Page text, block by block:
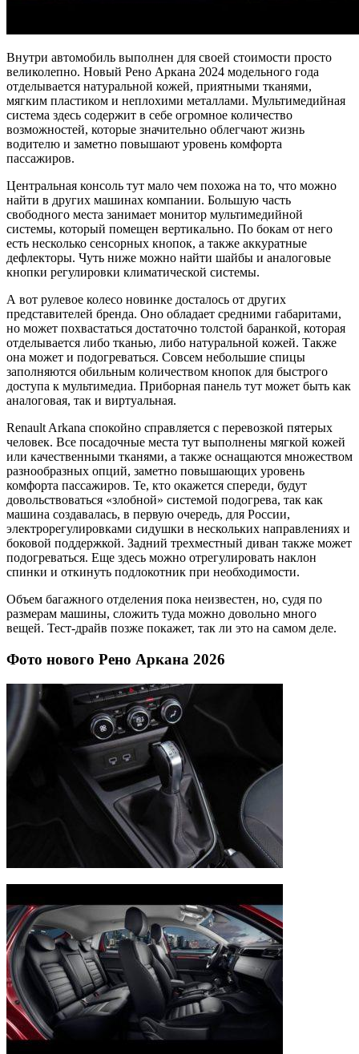
Внутри автомобиль выполнен для своей стоимости просто
великолепно. Новый Рено Аркана 2024 модельного года
отделывается натуральной кожей, приятными тканями,
мягким пластиком и неплохими металлами. Мультимедийная
система здесь содержит в себе огромное количество
возможностей, которые значительно облегчают жизнь
водителю и заметно повышают уровень комфорта
пассажиров.
Центральная консоль тут мало чем похожа на то, что можно
найти в других машинах компании. Большую часть
свободного места занимает монитор мультимедийной
системы, который помещен вертикально. По бокам от него
есть несколько сенсорных кнопок, а также аккуратные
дефлекторы. Чуть ниже можно найти шайбы и аналоговые
кнопки регулировки климатической системы.
А вот рулевое колесо новинке досталось от других
представителей бренда. Оно обладает средними габаритами,
но может похвастаться достаточно толстой баранкой, которая
отделывается либо тканью, либо натуральной кожей. Также
она может и подогреваться. Совсем небольшие спицы
заполняются обильным количеством кнопок для быстрого
доступа к мультимедиа. Приборная панель тут может быть как
аналоговая, так и виртуальная.
Renault Arkana спокойно справляется с перевозкой пятерых
человек. Все посадочные места тут выполнены мягкой кожей
или качественными тканями, а также оснащаются множеством
разнообразных опций, заметно повышающих уровень
комфорта пассажиров. Те, кто окажется спереди, будут
довольствоваться «злобной» системой подогрева, так как
машина создавалась, в первую очередь, для России,
электрорегулировками сидушки в нескольких направлениях и
боковой поддержкой. Задний трехместный диван также может
подогреваться. Еще здесь можно отрегулировать наклон
спинки и откинуть подлокотник при необходимости.
Объем багажного отделения пока неизвестен, но, судя по
размерам машины, сложить туда можно довольно много
вещей. Тест-драйв позже покажет, так ли это на самом деле.
Фото нового Рено Аркана 2026